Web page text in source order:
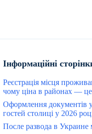
Інформаційні
Реєстрація місця
чому ціна в районах —
Оформлення документів
гостей столиці у 2026
После развода в